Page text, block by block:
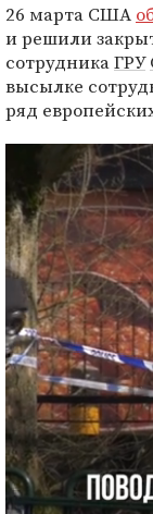
26 марта США
и решили
сотрудникаГРУ
высылке
ряд